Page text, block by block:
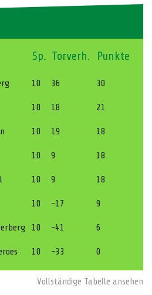
Sp. Torverh. Punkte
10 36 30
10 18 21
10 19 18
10 9 18
10 9 18
10 -17 9
10 -41 6
10 -33 0
Vollständige Tabelle ansehen